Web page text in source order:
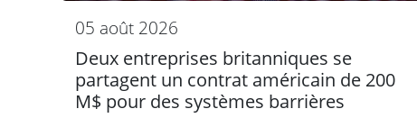
05 août 2026
Deux entreprises britanniques se
partagent un contrat américain de 200
M$ pour des systèmes barrières